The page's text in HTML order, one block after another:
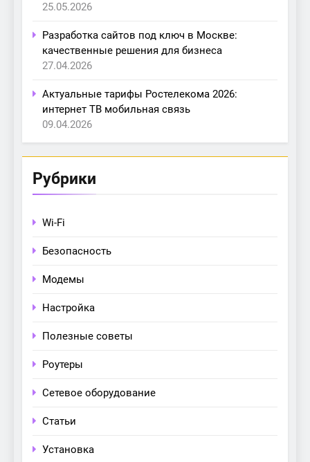
25.05.2026
Разработка сайтов под ключ в Москве:
качественные решения для бизнеса
27.04.2026
Актуальные тарифы Ростелекома 2026:
интернет ТВ мобильная связь
09.04.2026
Рубрики
Wi-Fi
Безопасность
Модемы
Настройка
Полезные советы
Роутеры
Сетевое оборудование
Статьи
Установка